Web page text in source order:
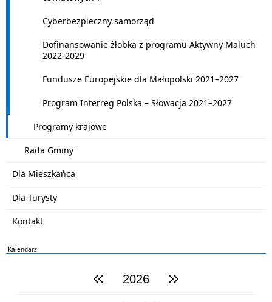
Cyberbezpieczny samorząd
Dofinansowanie żłobka z programu Aktywny Maluch
2022-2029
Fundusze Europejskie dla Małopolski 2021–2027
Program Interreg Polska – Słowacja 2021–2027
Programy krajowe
Rada Gminy
Dla Mieszkańca
Dla Turysty
Kontakt
Kalendarz
poprzedni rok2026 następny rok